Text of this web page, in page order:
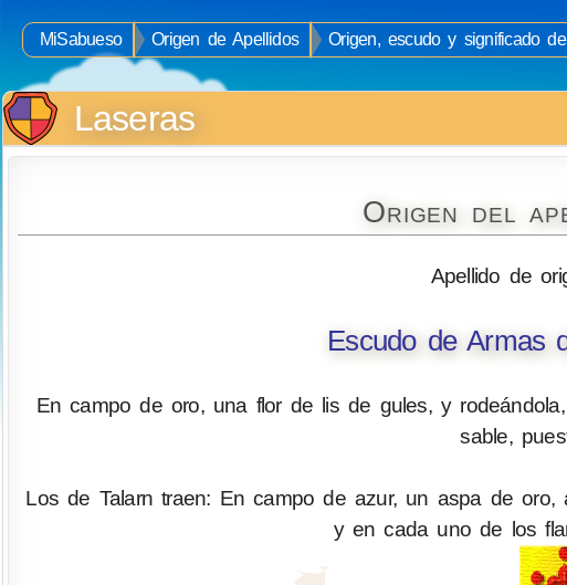
MiSabueso Origen de Apellidos
Origen, escudo y significado
Laseras
Origen del
Apellido de
Escudo de Armas
En campo de oro, una flor de lis de gules, y
sable,
Los de Talarn traen: En campo de azur, un aspa de
y en cada uno de los